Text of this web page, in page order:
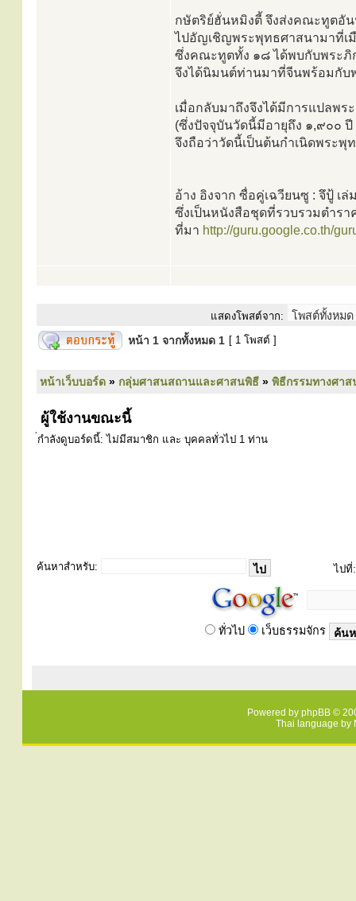
กษัตริย์ฮั่นหมิงตี้ จึงส่งคณะทูตอั
ไปอัญเชิญพระพุทธศาสนามาที่เมื
ซึ่งคณะทูตทั้ง ๑๘ ได้พบกับพระภิ
จึงได้นิมนต์ท่านมาที่จีนพร้อมกับ
เมื่อกลับมาถึงจึงได้มีการแปลพร
(ซึ่งปัจจุบันวัดนี้มีอายุถึง ๑,๙๐๐
จึงถือว่าวัดนี้เป็นต้นกำเนิดพระพุ
อ้าง อิงจาก ซื่อคู่เฉวียนซู : จึปู้ เล่
ซึ่งเป็นหนังสือชุดที่รวบรวมตำรา
ที่มา http://guru.google.co.th/
แสดงโพสต์จาก:
หน้า 1 จากทั้งหมด 1 [ 1 โพสต์ ]
หน้าเว็บบอร์ด » กลุ่มศาสนสถานและศาสนพิธี » พิธีกรรมทางศา
ผู้ใช้งานขณะนี้
่กำลังดูบอร์ดนี้: ไม่มีสมาชิก และ บุคคลทั่วไป 1 ท่าน
ค้นหาสำหรับ: ไปที่:
ทั่วไป เว็บธรรมจักร
Powered by phpBB ©
Thai language by